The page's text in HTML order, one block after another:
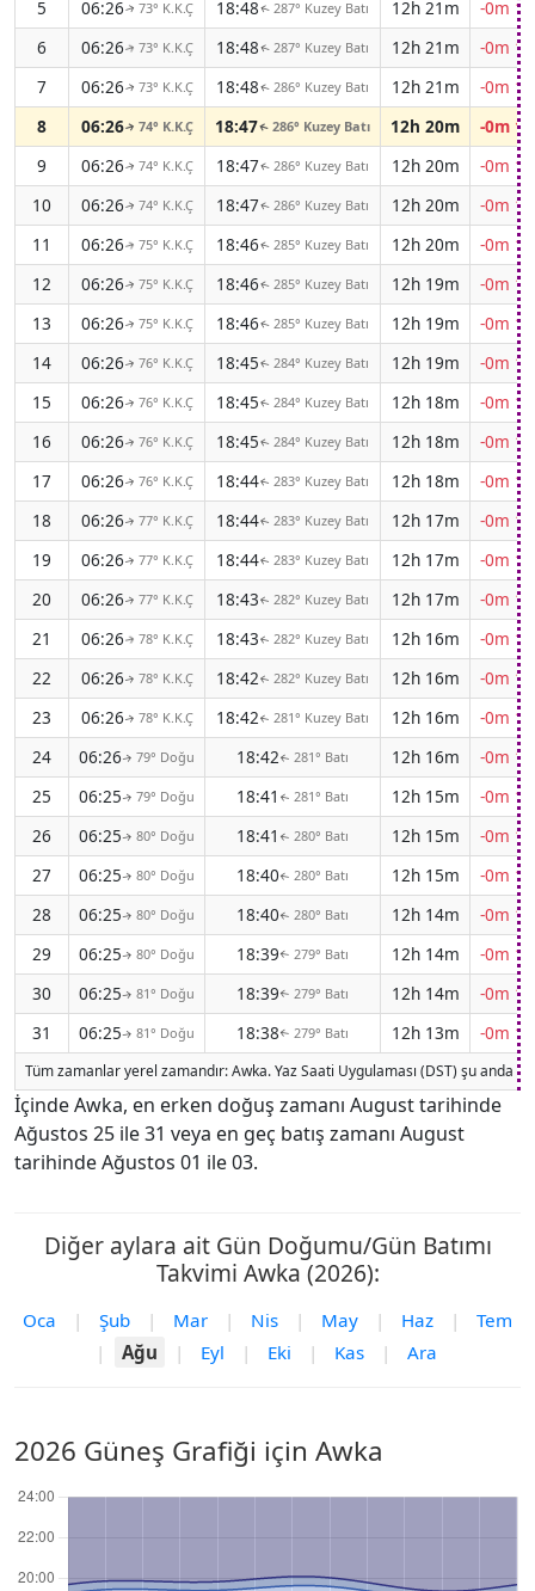
5
06:26↑ 73° K.K.Ç 18:48↑ 287° Kuzey Batı 12h 21m
-0m
6
06:26↑ 73° K.K.Ç 18:48↑ 287° Kuzey Batı 12h 21m
-0m
7
06:26↑ 73° K.K.Ç 18:48↑ 286° Kuzey Batı 12h 21m
-0m
8
06:26↑ 74° K.K.Ç 18:47↑ 286° Kuzey Batı 12h 20m
-0m
9
06:26↑ 74° K.K.Ç 18:47↑ 286° Kuzey Batı 12h 20m
-0m
10
06:26↑ 74° K.K.Ç 18:47↑ 286° Kuzey Batı 12h 20m
-0m
11
06:26↑ 75° K.K.Ç 18:46↑ 285° Kuzey Batı 12h 20m
-0m
12
06:26↑ 75° K.K.Ç 18:46↑ 285° Kuzey Batı 12h 19m
-0m
13
06:26↑ 75° K.K.Ç 18:46↑ 285° Kuzey Batı 12h 19m
-0m
14
06:26↑ 76° K.K.Ç 18:45↑ 284° Kuzey Batı 12h 19m
-0m
15
06:26↑ 76° K.K.Ç 18:45↑ 284° Kuzey Batı 12h 18m
-0m
16
06:26↑ 76° K.K.Ç 18:45↑ 284° Kuzey Batı 12h 18m
-0m
17
06:26↑ 76° K.K.Ç 18:44↑ 283° Kuzey Batı 12h 18m
-0m
18
06:26↑ 77° K.K.Ç 18:44↑ 283° Kuzey Batı 12h 17m
-0m
19
06:26↑ 77° K.K.Ç 18:44↑ 283° Kuzey Batı 12h 17m
-0m
20
06:26↑ 77° K.K.Ç 18:43↑ 282° Kuzey Batı 12h 17m
-0m
21
06:26↑ 78° K.K.Ç 18:43↑ 282° Kuzey Batı 12h 16m
-0m
22
06:26↑ 78° K.K.Ç 18:42↑ 282° Kuzey Batı 12h 16m
-0m
23
06:26↑ 78° K.K.Ç 18:42↑ 281° Kuzey Batı 12h 16m
-0m
24
06:26↑ 79° Doğu 18:42↑ 281° Batı 12h 16m
-0m
25
06:25↑ 79° Doğu 18:41 ↑ 281° Batı 12h 15m
-0m
26
06:25↑ 80° Doğu 18:41 ↑ 280° Batı 12h 15m
-0m
27
06:25↑ 80° Doğu 18:40↑ 280° Batı 12h 15m
-0m
28
06:25↑ 80° Doğu 18:40↑ 280° Batı 12h 14m
-0m
29
06:25↑ 80° Doğu 18:39↑ 279° Batı 12h 14m
-0m
30
06:25↑ 81° Doğu 18:39↑ 279° Batı 12h 14m
-0m
31
06:25↑ 81° Doğu 18:38↑ 279° Batı 12h 13m -0m
Tüm zamanlar yerel zamandır: Awka. Yaz Saati Uygulaması (DST) şu anda
İçinde Awka, en erken doğuş zamanı August tarihinde
Ağustos 25 ile 31 veya en geç batış zamanı August
tarihinde Ağustos 01 ile 03.
Diğer aylara ait Gün Doğumu/Gün Batımı
Takvimi Awka (2026):
Oca | Şub | Mar | Nis | May | Haz |
Tem
|
Ağu | Eyl | Eki | Kas | Ara
2026 Güneş Grafiği için Awka